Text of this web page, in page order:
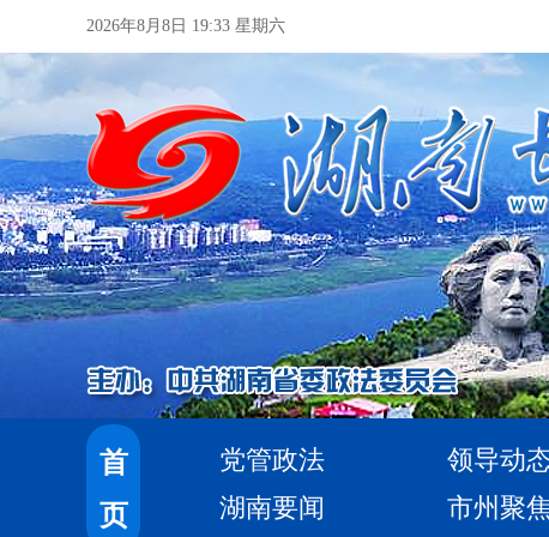
2026年8月8日 19:33 星期六
首
页
党管政法 领导动
湖南要闻
市州聚